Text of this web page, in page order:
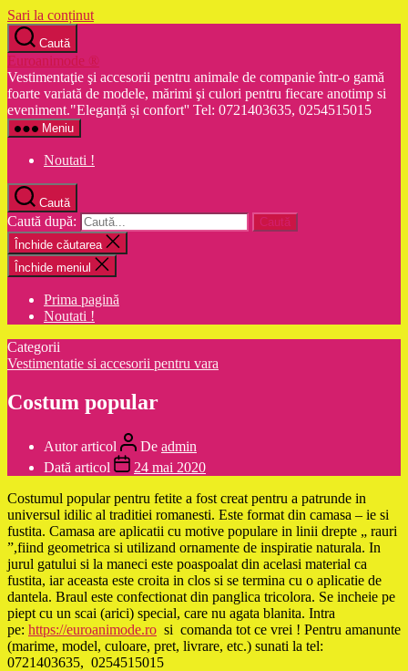
Sari la conținut
Caută
Euroanimode ®
Vestimentaţie şi accesorii pentru animale de companie într-o gamă
foarte variată de modele, mărimi şi culori pentru fiecare anotimp si
eveniment."Eleganță și confort'' Tel: 0721403635, 0254515015
Meniu
Noutati !
Caută
Caută după:
Închide căutarea
Închide meniul
Prima pagină
Noutati !
Categorii
Vestimentatie si accesorii pentru vara
Costum popular
Autor articol De admin
Dată articol
24 mai 2020
Costumul popular pentru fetite a fost creat pentru a patrunde in
universul idilic al traditiei romanesti. Este format din camasa – ie si
fustita. Camasa are aplicatii cu motive populare in linii drepte „ rauri
”,fiind geometrica si utilizand ornamente de inspiratie naturala. In
jurul gatului si la maneci este poaspoalat din acelasi material ca
fustita, iar aceasta este croita in clos si se termina cu o aplicatie de
dantela. Braul este confectionat din panglica tricolora. Se incheie pe
piept cu un scai (arici) special, care nu agata blanita. Intra
pe: https://euroanimode.ro si comanda tot ce vrei ! Pentru amanunte
(marime, model, culoare, pret, livrare, etc.) sunati la tel:
0721403635, 0254515015